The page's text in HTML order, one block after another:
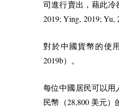
司進行賣出，藉此冷
2019; Ying, 2019; Yu,
對於中國貨幣的使
2019b）。
每位中國居民可以用
民幣（28,800 美元）